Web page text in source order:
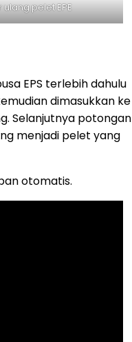
pelet EPE
EPS terlebih dahulu
dimasukkan ke
Selanjutnya potongan
menjadi pelet yang
otomatis.